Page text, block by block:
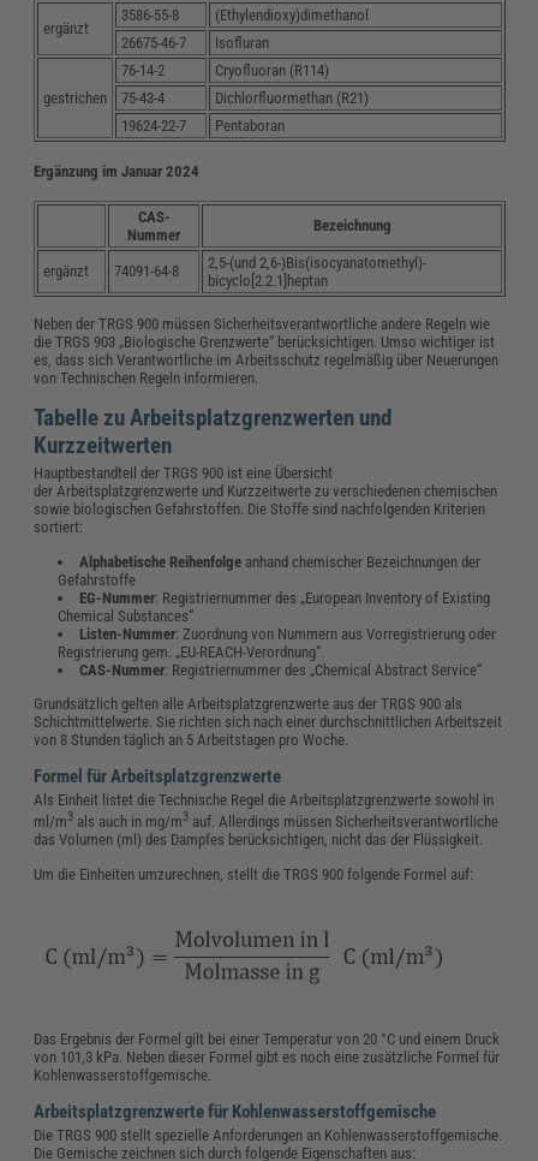
ergänzt
3586-55-8
(Ethylendioxy)dimethanol
26675-46-7
Isofluran
gestrichen
76-14-2
Cryofluoran (R114)
75-43-4
Dichlorfluormethan (R21)
19624-22-7
Pentaboran
Ergänzung im Januar 2024
CAS-
Nummer
Bezeichnung
ergänzt 74091-64-8
2,5-(und 2,6-)Bis(isocyanatomethyl)-
bicyclo[2.2.1]heptan
Neben der TRGS 900 müssen Sicherheitsverantwortliche andere Regeln wie
die TRGS 903 „Biologische Grenzwerte“ berücksichtigen. Umso wichtiger ist
es, dass sich Verantwortliche im Arbeitsschutz regelmäßig über Neuerungen
von Technischen Regeln informieren.
Tabelle zu Arbeitsplatzgrenzwerten und
Kurzzeitwerten
Hauptbestandteil der TRGS 900 ist eine Übersicht
der Arbeitsplatzgrenzwerte und Kurzzeitwerte zu verschiedenen chemischen
sowie biologischen Gefahrstoffen. Die Stoffe sind nachfolgenden Kriterien
sortiert:
Alphabetische Reihenfolge anhand chemischer Bezeichnungen der
Gefahrstoffe
EG-Nummer: Registriernummer des „European Inventory of Existing
Chemical Substances“
Listen-Nummer: Zuordnung von Nummern aus Vorregistrierung oder
Registrierung gem. „EU-REACH-Verordnung“.
CAS-Nummer: Registriernummer des „Chemical Abstract Service“
Grundsätzlich gelten alle Arbeitsplatzgrenzwerte aus der TRGS 900 als
Schichtmittelwerte. Sie richten sich nach einer durchschnittlichen Arbeitszeit
von 8 Stunden täglich an 5 Arbeitstagen pro Woche.
Formel für Arbeitsplatzgrenzwerte
Als Einheit listet die Technische Regel die Arbeitsplatzgrenzwerte sowohl in
ml/m3 als auch in mg/m3 auf. Allerdings müssen Sicherheitsverantwortliche
das Volumen (ml) des Dampfes berücksichtigen, nicht das der Flüssigkeit.
Um die Einheiten umzurechnen, stellt die TRGS 900 folgende Formel auf:
Das Ergebnis der Formel gilt bei einer Temperatur von 20 °C und einem Druck
von 101,3 kPa. Neben dieser Formel gibt es noch eine zusätzliche Formel für
Kohlenwasserstoffgemische.
Arbeitsplatzgrenzwerte für Kohlenwasserstoffgemische
Die TRGS 900 stellt spezielle Anforderungen an Kohlenwasserstoffgemische.
Die Gemische zeichnen sich durch folgende Eigenschaften aus: